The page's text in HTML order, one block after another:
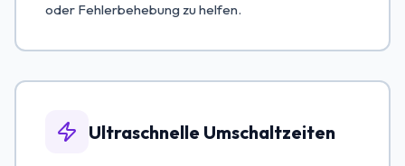
oder Fehlerbehebung zu helfen.
Ultraschnelle Umschaltzeiten